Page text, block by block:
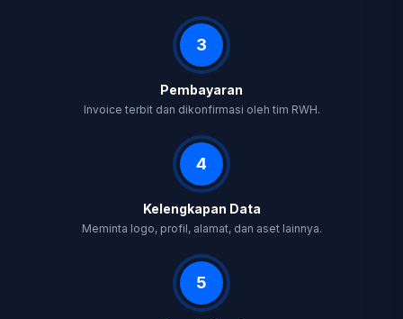
3
Pembayaran
Invoice terbit dan dikonfirmasi oleh tim RWH.
4
Kelengkapan Data
Meminta logo, profil, alamat, dan aset lainnya.
5